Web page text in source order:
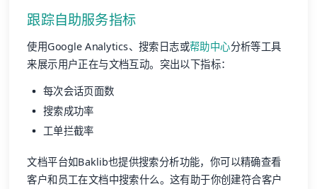
跟踪自助服务指标
使用Google Analytics、搜索日志或帮助中心分析等工具
来展示用户正在与文档互动。突出以下指标：
每次会话页面数
搜索成功率
工单拦截率
文档平台如Baklib也提供搜索分析功能，你可以精确查看
客户和员工在文档中搜索什么。这有助于你创建符合客户